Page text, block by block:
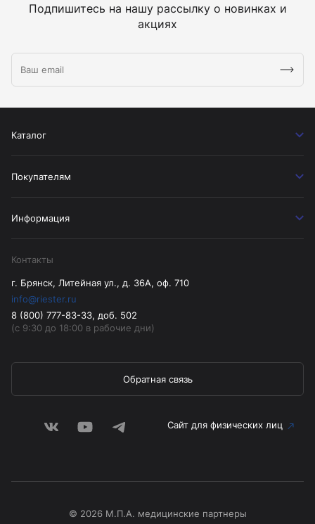
Подпишитесь на нашу рассылку о новинках и
акциях
Каталог
Покупателям
Информация
Контакты
г. Брянск, Литейная ул., д. 36А, оф. 710
info@riester.ru
8 (800) 777-83-33, доб. 502
(с 9:30 до 18:00 в рабочие дни)
Обратная связь
Сайт для физических лиц
© 2026 М.П.А. медицинские партнеры